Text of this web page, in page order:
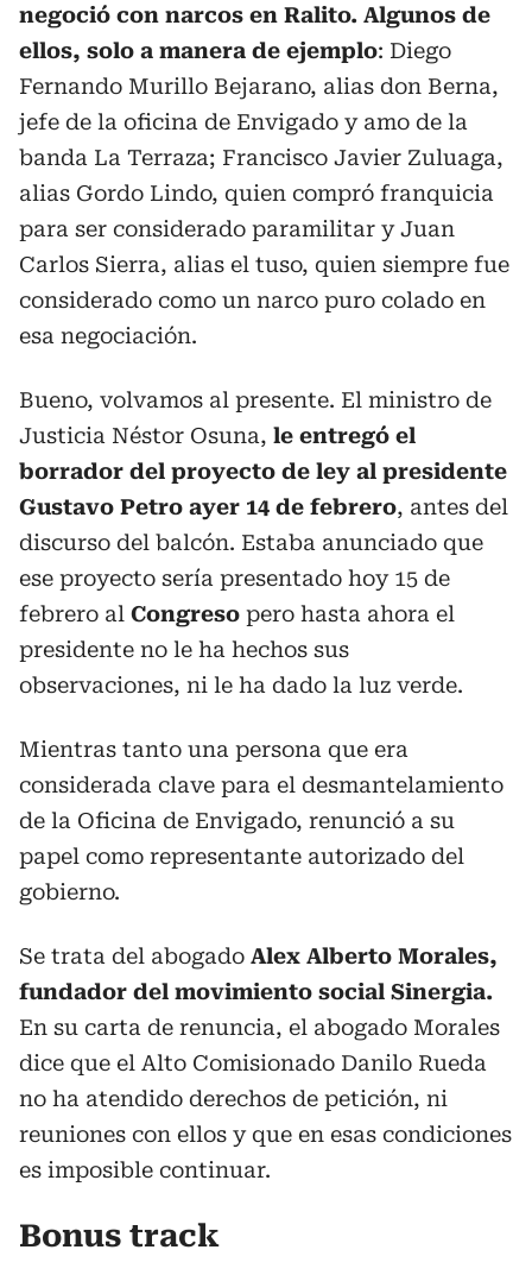
negoció con narcos en Ralito. Algunos de
ellos, solo a manera de ejemplo: Diego
Fernando Murillo Bejarano, alias don Berna,
jefe de la oficina de Envigado y amo de la
banda La Terraza; Francisco Javier Zuluaga,
alias Gordo Lindo, quien compró franquicia
para ser considerado paramilitar y Juan
Carlos Sierra, alias el tuso, quien siempre fue
considerado como un narco puro colado en
esa negociación.
Bueno, volvamos al presente. El ministro de
Justicia Néstor Osuna, le entregó el
borrador del proyecto de ley al presidente
Gustavo Petro ayer 14 de febrero, antes del
discurso del balcón. Estaba anunciado que
ese proyecto sería presentado hoy 15 de
febrero al Congreso pero hasta ahora el
presidente no le ha hechos sus
observaciones, ni le ha dado la luz verde.
Mientras tanto una persona que era
considerada clave para el desmantelamiento
de la Oficina de Envigado, renunció a su
papel como representante autorizado del
gobierno.
Se trata del abogado Alex Alberto Morales,
fundador del movimiento social Sinergia.
En su carta de renuncia, el abogado Morales
dice que el Alto Comisionado Danilo Rueda
no ha atendido derechos de petición, ni
reuniones con ellos y que en esas condiciones
es imposible continuar.
Bonus track